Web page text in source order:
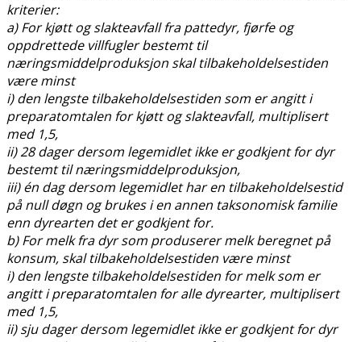
kriterier:
a) For kjøtt og slakteavfall fra pattedyr, fjørfe og
oppdrettede villfugler bestemt til
næringsmiddelproduksjon skal tilbakeholdelsestiden
være minst
i) den lengste tilbakeholdelsestiden som er angitt i
preparatomtalen for kjøtt og slakteavfall, multiplisert
med 1,5,
ii) 28 dager dersom legemidlet ikke er godkjent for dyr
bestemt til næringsmiddelproduksjon,
iii) én dag dersom legemidlet har en tilbakeholdelsestid
på null døgn og brukes i en annen taksonomisk familie
enn dyrearten det er godkjent for.
b) For melk fra dyr som produserer melk beregnet på
konsum, skal tilbakeholdelsestiden være minst
i) den lengste tilbakeholdelsestiden for melk som er
angitt i preparatomtalen for alle dyrearter, multiplisert
med 1,5,
ii) sju dager dersom legemidlet ikke er godkjent for dyr